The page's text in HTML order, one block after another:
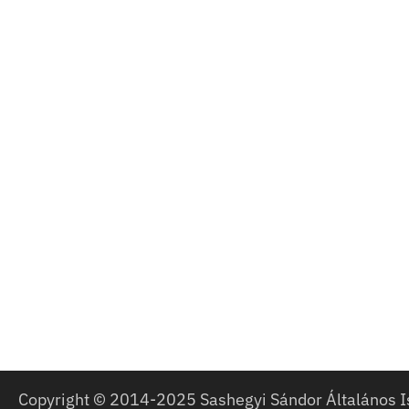
Copyright © 2014-2025 Sashegyi Sándor Általános